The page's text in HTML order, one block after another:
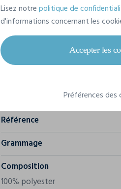
Caractéristiques
Référence
Grammage
Composition
100% polyester
Lisez notrepolitique de
d'informations concernant les
Accepter les
Préférences des